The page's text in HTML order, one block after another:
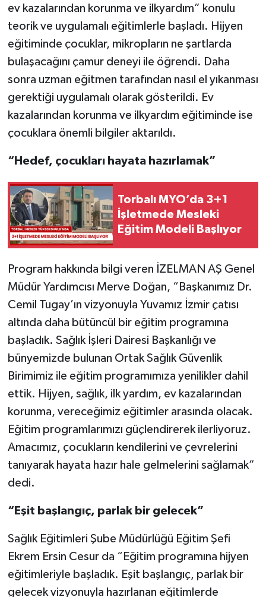
ev kazalarından korunma ve ilkyardım” konulu
teorik ve uygulamalı eğitimlerle başladı. Hijyen
eğitiminde çocuklar, mikropların ne şartlarda
bulaşacağını çamur deneyi ile öğrendi. Daha
sonra uzman eğitmen tarafından nasıl el yıkanması
gerektiği uygulamalı olarak gösterildi. Ev
kazalarından korunma ve ilkyardım eğitiminde ise
çocuklara önemli bilgiler aktarıldı.
“Hedef, çocukları hayata hazırlamak”
Torbalı MYO’da 3+1
İşletmede Mesleki
Eğitim Modeli Başlıyor
Program hakkında bilgi veren İZELMAN AŞ Genel
Müdür Yardımcısı Merve Doğan, “Başkanımız Dr.
Cemil Tugay’ın vizyonuyla Yuvamız İzmir çatısı
altında daha bütüncül bir eğitim programına
başladık. Sağlık İşleri Dairesi Başkanlığı ve
bünyemizde bulunan Ortak Sağlık Güvenlik
Birimimiz ile eğitim programımıza yenilikler dahil
ettik. Hijyen, sağlık, ilk yardım, ev kazalarından
korunma, vereceğimiz eğitimler arasında olacak.
Eğitim programlarımızı güçlendirerek ilerliyoruz.
Amacımız, çocukların kendilerini ve çevrelerini
tanıyarak hayata hazır hale gelmelerini sağlamak”
dedi.
“Eşit başlangıç, parlak bir gelecek”
Sağlık Eğitimleri Şube Müdürlüğü Eğitim Şefi
Ekrem Ersin Cesur da “Eğitim programına hijyen
eğitimleriyle başladık. Eşit başlangıç, parlak bir
gelecek vizyonuyla hazırlanan eğitimlerde